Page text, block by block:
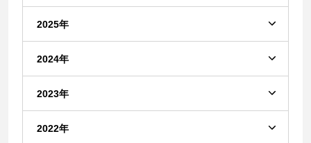
2025年
2024年
2023年
2022年